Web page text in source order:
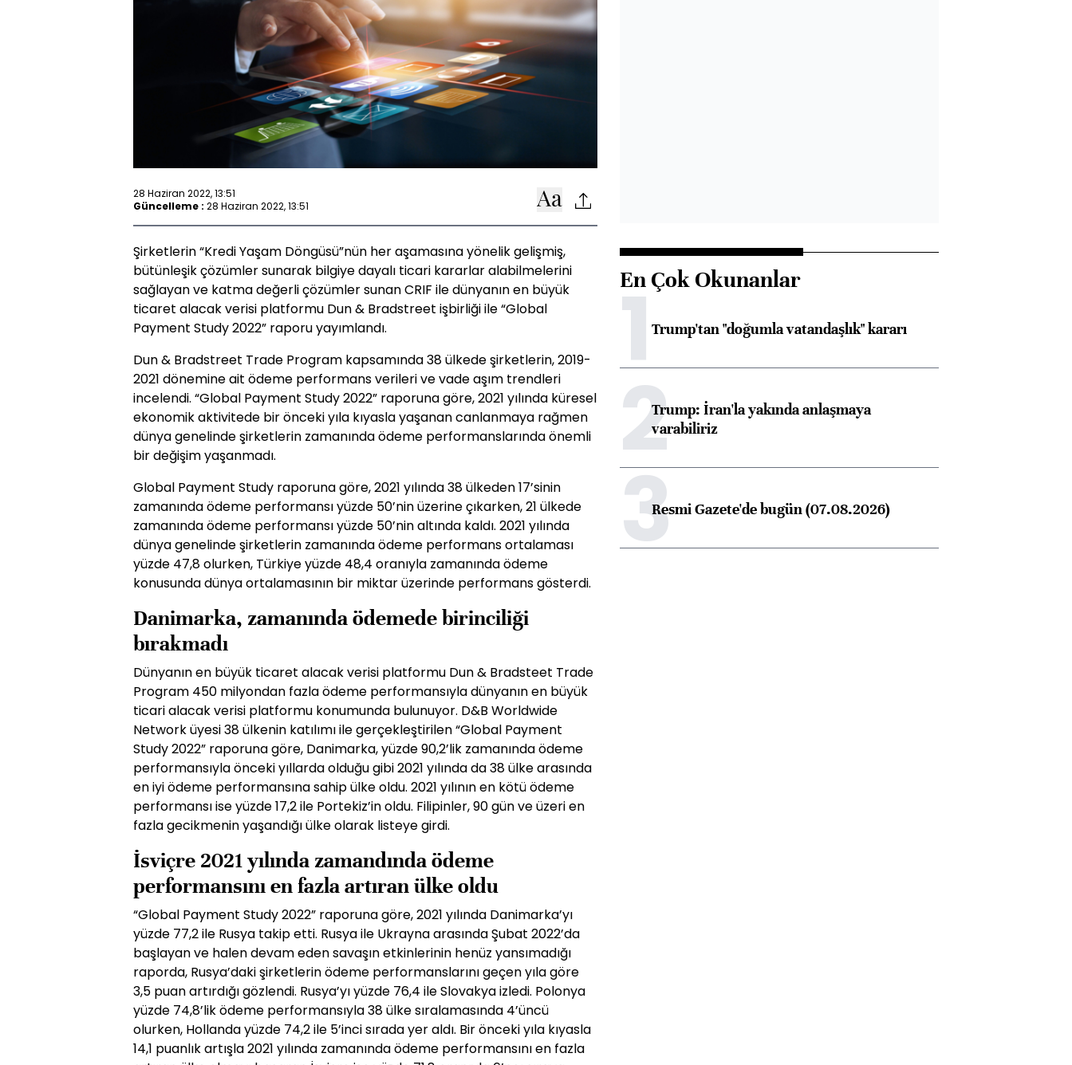
28 Haziran 2022, 13:51
Güncelleme : 28 Haziran 2022, 13:51
Şirketlerin “Kredi Yaşam Döngüsü”nün her aşamasına yönelik gelişmiş,
bütünleşik çözümler sunarak bilgiye dayalı ticari kararlar alabilmelerini
sağlayan ve katma değerli çözümler sunan CRIF ile dünyanın en büyük
ticaret alacak verisi platformu Dun & Bradstreet işbirliği ile “Global
Payment Study 2022” raporu yayımlandı.
Dun & Bradstreet Trade Program kapsamında 38 ülkede şirketlerin, 2019-
2021 dönemine ait ödeme performans verileri ve vade aşım trendleri
incelendi. “Global Payment Study 2022” raporuna göre, 2021 yılında küresel
ekonomik aktivitede bir önceki yıla kıyasla yaşanan canlanmaya rağmen
dünya genelinde şirketlerin zamanında ödeme performanslarında önemli
bir değişim yaşanmadı.
Global Payment Study raporuna göre, 2021 yılında 38 ülkeden 17’sinin
zamanında ödeme performansı yüzde 50’nin üzerine çıkarken, 21 ülkede
zamanında ödeme performansı yüzde 50’nin altında kaldı. 2021 yılında
dünya genelinde şirketlerin zamanında ödeme performans ortalaması
yüzde 47,8 olurken, Türkiye yüzde 48,4 oranıyla zamanında ödeme
konusunda dünya ortalamasının bir miktar üzerinde performans gösterdi.
Danimarka, zamanında ödemede birinciliği
bırakmadı
Dünyanın en büyük ticaret alacak verisi platformu Dun & Bradsteet Trade
Program 450 milyondan fazla ödeme performansıyla dünyanın en büyük
ticari alacak verisi platformu konumunda bulunuyor. D&B Worldwide
Network üyesi 38 ülkenin katılımı ile gerçekleştirilen “Global Payment
Study 2022” raporuna göre, Danimarka, yüzde 90,2’lik zamanında ödeme
performansıyla önceki yıllarda olduğu gibi 2021 yılında da 38 ülke arasında
en iyi ödeme performansına sahip ülke oldu. 2021 yılının en kötü ödeme
performansı ise yüzde 17,2 ile Portekiz’in oldu. Filipinler, 90 gün ve üzeri en
fazla gecikmenin yaşandığı ülke olarak listeye girdi.
İsviçre 2021 yılında zamandında ödeme
performansını en fazla artıran ülke oldu
“Global Payment Study 2022” raporuna göre, 2021 yılında Danimarka’yı
yüzde 77,2 ile Rusya takip etti. Rusya ile Ukrayna arasında Şubat 2022’da
başlayan ve halen devam eden savaşın etkinlerinin henüz yansımadığı
raporda, Rusya’daki şirketlerin ödeme performanslarını geçen yıla göre
3,5 puan artırdığı gözlendi. Rusya’yı yüzde 76,4 ile Slovakya izledi. Polonya
yüzde 74,8’lik ödeme performansıyla 38 ülke sıralamasında 4’üncü
olurken, Hollanda yüzde 74,2 ile 5’inci sırada yer aldı. Bir önceki yıla kıyasla
14,1 puanlık artışla 2021 yılında zamanında ödeme performansını en fazla
En Çok Okunanlar
1Trump'tan "doğumla vatandaşlık" kararı
2Trump: İran'la yakında anlaşmaya
varabiliriz
3Resmi Gazete'de bugün (07.08.2026)